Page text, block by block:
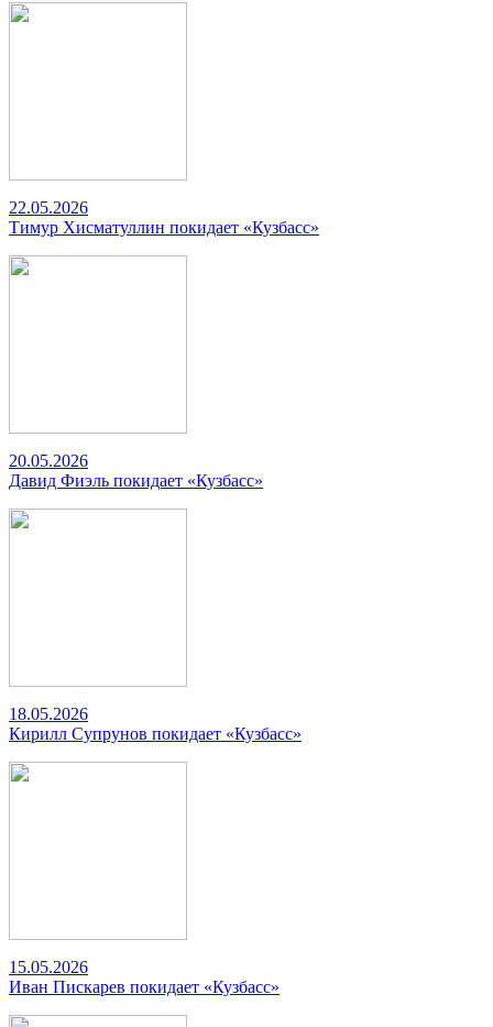
22.05.2026
Тимур Хисматуллин покидает «Кузбасс»
20.05.2026
Давид Фиэль покидает «Кузбасс»
18.05.2026
Кирилл Супрунов покидает «Кузбасс»
15.05.2026
Иван Пискарев покидает «Кузбасс»